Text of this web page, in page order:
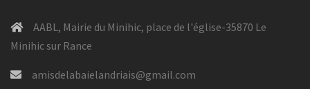
AABL, Mairie du Minihic, place de l'église-35870 Le
Minihic sur Rance
amisdelabaielandriais@gmail.com